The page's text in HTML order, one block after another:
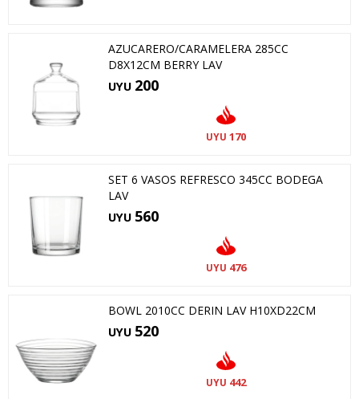
AZUCARERO/CARAMELERA 285CC
D8X12CM BERRY LAV
UYU 200
UYU 170
SET 6 VASOS REFRESCO 345CC BODEGA
LAV
UYU 560
UYU 476
BOWL 2010CC DERIN LAV H10XD22CM
UYU 520
UYU 442